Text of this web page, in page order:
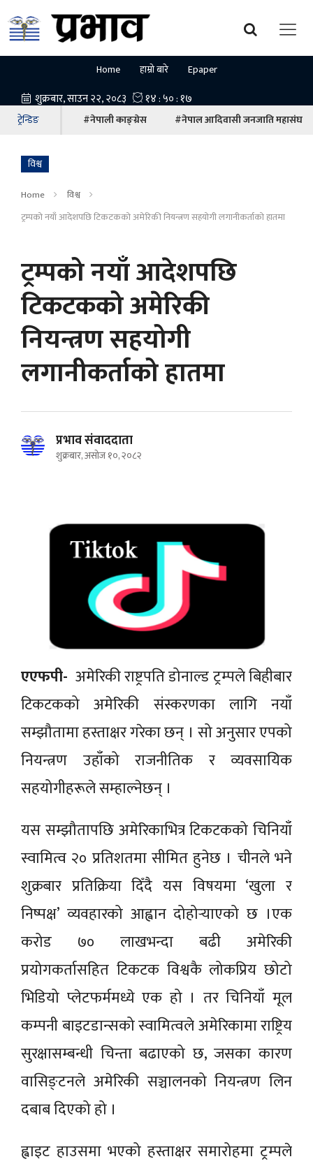
Home हाम्रो बारे Epaper
ट्रेन्डिङ #नेपाली काङ्ग्रेस #नेपाल आदिवासी जनजाति महासंघ
विश्व
Home
विश्व
ट्रम्पको नयाँ आदेशपछि टिकटकको अमेरिकी नियन्त्रण सहयोगी लगानीकर्ताको हातमा
ट्रम्पको नयाँ आदेशपछि
टिकटकको अमेरिकी
नियन्त्रण सहयोगी
लगानीकर्ताको हातमा
प्रभाव संवाददाता
शुक्रबार, असोज १०, २०८२
एएफपी- अमेरिकी राष्ट्रपति डोनाल्ड ट्रम्पले बिहीबार
टिकटकको अमेरिकी संस्करणका लागि नयाँ
सम्झौतामा हस्ताक्षर गरेका छन् । सो अनुसार एपको
नियन्त्रण उहाँको राजनीतिक र व्यवसायिक
सहयोगीहरूले सम्हाल्नेछन् ।
यस सम्झौतापछि अमेरिकाभित्र टिकटकको चिनियाँ
स्वामित्व २० प्रतिशतमा सीमित हुनेछ । चीनले भने
शुक्रबार प्रतिक्रिया दिँदै यस विषयमा ‘खुला र
निष्पक्ष’ व्यवहारको आह्वान दोहोर्‍याएको छ ।एक
करोड ७० लाखभन्दा बढी अमेरिकी
प्रयोगकर्तासहित टिकटक विश्वकै लोकप्रिय छोटो
भिडियो प्लेटफर्ममध्ये एक हो । तर चिनियाँ मूल
कम्पनी बाइटडान्सको स्वामित्वले अमेरिकामा राष्ट्रिय
सुरक्षासम्बन्धी चिन्ता बढाएको छ, जसका कारण
वासिङ्टनले अमेरिकी सञ्चालनको नियन्त्रण लिन
दबाब दिएको हो ।
ह्वाइट हाउसमा भएको हस्ताक्षर समारोहमा ट्रम्पले